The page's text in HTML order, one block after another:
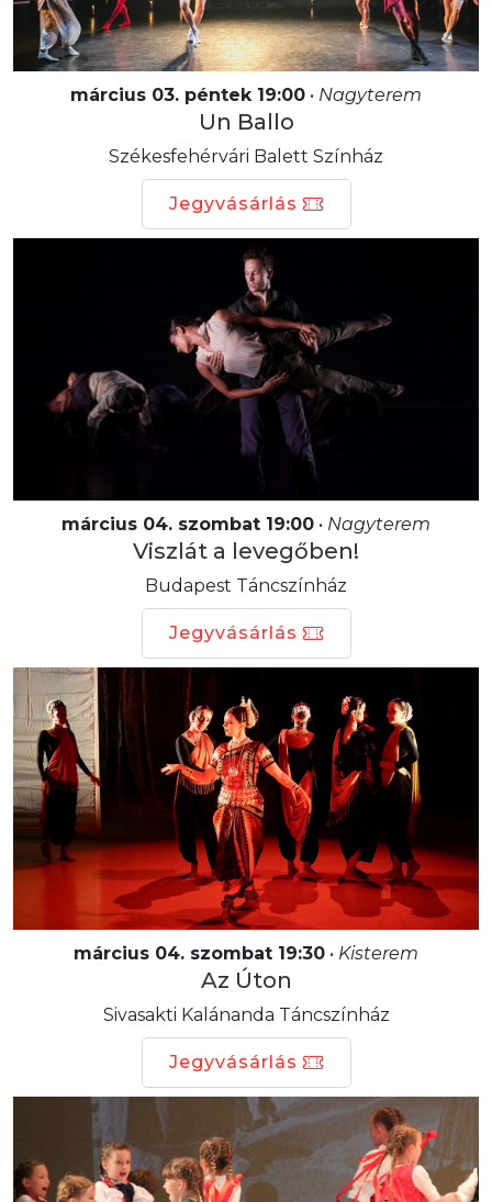
március 03. péntek 19:00 • Nagyterem
Un Ballo
Székesfehérvári Balett Színház
Jegyvásárlás
március 04. szombat 19:00 • Nagyterem
Viszlát a levegőben!
Budapest Táncszínház
Jegyvásárlás
március 04. szombat 19:30 • Kisterem
Az Úton
Sivasakti Kalánanda Táncszínház
Jegyvásárlás